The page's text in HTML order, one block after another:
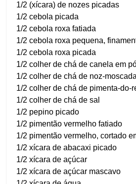
1/2 (xícara) de nozes picadas
1/2 cebola picada
1/2 cebola roxa fatiada
1/2 cebola roxa pequena,
1/2 cebola roxa picada
1/2 colher de chá de canela em
1/2 colher de chá de noz-
1/2 colher de chá de pimenta-do-
1/2 colher de chá de sal
1/2 pepino picado
1/2 pimentão vermelho fatiado
1/2 pimentão vermelho, cortado
1/2 xícara de abacaxi picado
1/2 xícara de açúcar
1/2 xícara de açúcar mascavo